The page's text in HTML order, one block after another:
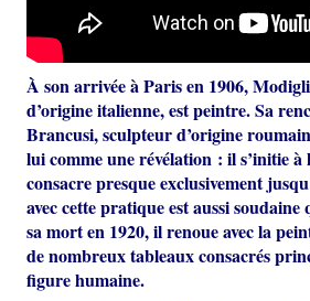
À son arrivée à Paris en 1906,
d’origine italienne, est peintre. Sa
Brancusi, sculpteur d’origine
lui comme une révélation : il s’initie à
consacre presque exclusivement
avec cette pratique est aussi
sa mort en 1920, il renoue avec la
de nombreux tableaux consacrés
figure humaine.